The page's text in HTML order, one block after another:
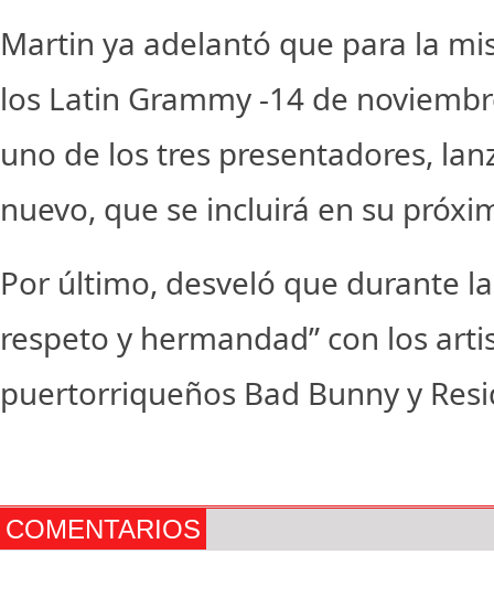
Martin ya adelantó que para la
los Latin Grammy -14 de
uno de los tres presentadores,
nuevo, que se incluirá en su
Por último, desveló que durante
respeto y hermandad” con los
puertorriqueños Bad Bunny y
COMENTARIOS